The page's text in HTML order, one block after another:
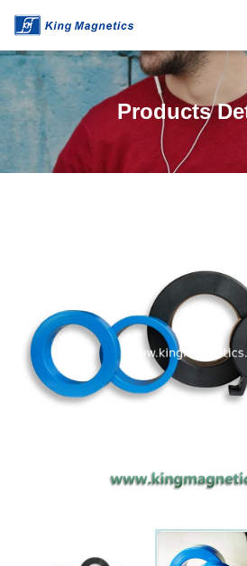
Products